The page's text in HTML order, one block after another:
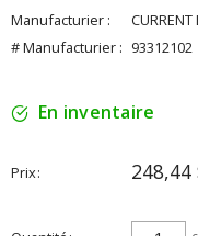
Manufacturier :
# Manufacturier : 93312102
En inventaire
Prix 248,44